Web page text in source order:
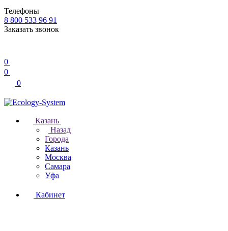
Телефоны
8 800 533 96 91
Заказать звонок
0
0
0
Казань
Назад
Города
Казань
Москва
Самара
Уфа
Кабинет